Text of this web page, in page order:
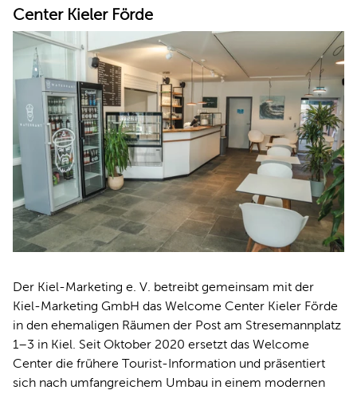
Center Kieler Förde
Der Kiel-Marketing e. V. betreibt gemeinsam mit der
Kiel-Marketing GmbH das Welcome Center Kieler Förde
in den ehemaligen Räumen der Post am Stresemannplatz
1–3 in Kiel. Seit Oktober 2020 ersetzt das Welcome
Center die frühere Tourist-Information und präsentiert
sich nach umfangreichem Umbau in einem modernen